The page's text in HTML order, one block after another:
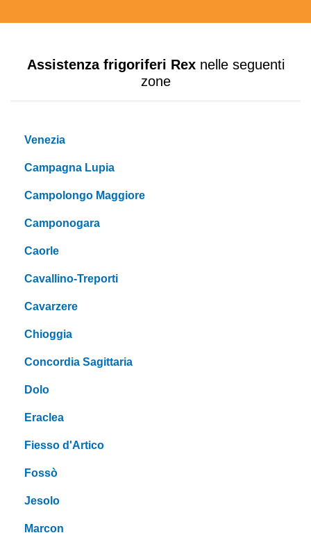
Assistenza frigoriferi Rexnelle seguenti
zone
Venezia
Campagna Lupia
Campolongo Maggiore
Camponogara
Caorle
Cavallino-Treporti
Cavarzere
Chioggia
Concordia Sagittaria
Dolo
Eraclea
Fiesso d'Artico
Fossò
Jesolo
Marcon